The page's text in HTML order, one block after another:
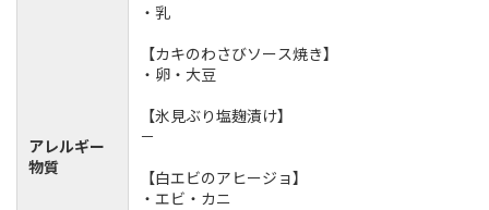
アレルギー
物質
・乳
【カキのわさびソース焼き】
・卵・大豆
【氷見ぶり塩麹漬け】
－
【白エビのアヒージョ】
・エビ・カニ